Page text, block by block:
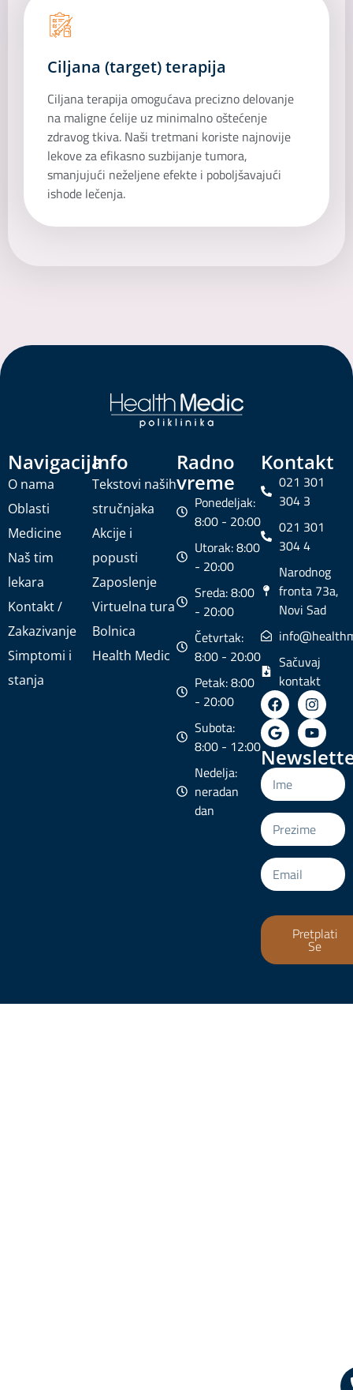
Ciljana (target) terapija
Ciljana terapija omogućava precizno delovanje
na maligne ćelije uz minimalno oštećenje
zdravog tkiva. Naši tretmani koriste najnovije
lekove za efikasno suzbijanje tumora,
smanjujući neželjene efekte i poboljšavajući
ishode lečenja.
Navigacija
O nama
Oblasti
Medicine
Naš tim
lekara
Kontakt /
Zakazivanje
Simptomi i
stanja
Info
Tekstovi naših
stručnjaka
Akcije i
popusti
Zaposlenje
Virtuelna tura
Bolnica
Health Medic
Radno
vreme
Ponedeljak:
8:00 - 20:00
Utorak: 8:00
- 20:00
Sreda: 8:00
- 20:00
Četvrtak:
8:00 - 20:00
Petak: 8:00
- 20:00
Subota:
8:00 - 12:00
Nedelja:
neradan
dan
Kontakt
021 301
304 3
021 301
304 4
Narodnog
fronta 73a,
Novi Sad
Sačuvaj
kontakt
Pretplati
Se